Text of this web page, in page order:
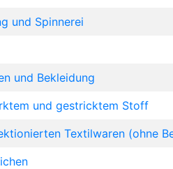
und Spinnerei
und Bekleidung
und gestricktem Stoff
Textilwaren (ohne